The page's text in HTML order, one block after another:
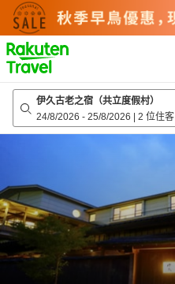
to
top
page
伊久古老之宿（共立度假村）
24/8/2026 - 25/8/2026 | 2 位住客